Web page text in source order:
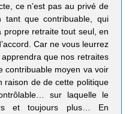
ce n’est pas au privé de
tant que contribuable, qui
propre retraite tout seul, en
Car ne vous leurrez
que nos retraites
contribuable moyen va voir
raison de de cette politique
sur laquelle le
et toujours plus… En